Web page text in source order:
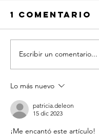
FIORELLA
MARTIN
1 comentario
Escribir un comentario...
Lo más nuevo
patricia.deleon
15 dic 2023
¡Me encantó este artículo!